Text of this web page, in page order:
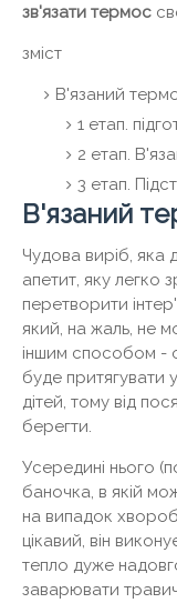
зв'язати термос
зміст
В'язаний
1 етап.
2 етап.
3 етап.
В'язаний
Чудова виріб, яка
апетит, яку легко
перетворити
який, на жаль, не
іншим способом -
буде притягувати
дітей, тому від
берегти.
Усередині нього
баночка, в якій
на випадок
цікавий, він
тепло дуже
заварювати